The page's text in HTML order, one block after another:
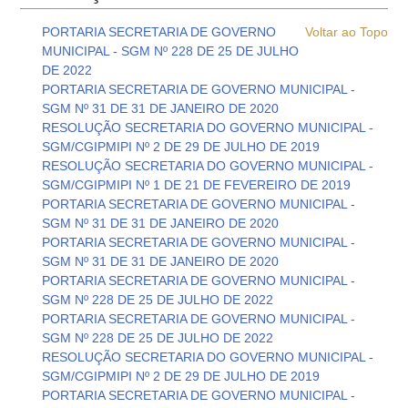
Voltar ao Topo
PORTARIA SECRETARIA DE GOVERNO
MUNICIPAL - SGM Nº 228 DE 25 DE JULHO
DE 2022
PORTARIA SECRETARIA DE GOVERNO MUNICIPAL -
SGM Nº 31 DE 31 DE JANEIRO DE 2020
RESOLUÇÃO SECRETARIA DO GOVERNO MUNICIPAL -
SGM/CGIPMIPI Nº 2 DE 29 DE JULHO DE 2019
RESOLUÇÃO SECRETARIA DO GOVERNO MUNICIPAL -
SGM/CGIPMIPI Nº 1 DE 21 DE FEVEREIRO DE 2019
PORTARIA SECRETARIA DE GOVERNO MUNICIPAL -
SGM Nº 31 DE 31 DE JANEIRO DE 2020
PORTARIA SECRETARIA DE GOVERNO MUNICIPAL -
SGM Nº 31 DE 31 DE JANEIRO DE 2020
PORTARIA SECRETARIA DE GOVERNO MUNICIPAL -
SGM Nº 228 DE 25 DE JULHO DE 2022
PORTARIA SECRETARIA DE GOVERNO MUNICIPAL -
SGM Nº 228 DE 25 DE JULHO DE 2022
RESOLUÇÃO SECRETARIA DO GOVERNO MUNICIPAL -
SGM/CGIPMIPI Nº 2 DE 29 DE JULHO DE 2019
PORTARIA SECRETARIA DE GOVERNO MUNICIPAL -